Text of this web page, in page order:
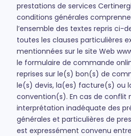
prestations de services
conditions générales
l’ensemble des textes repris ci-
toutes les clauses particulières
mentionnées sur le site Web
le formulaire de commande
reprises sur le(s) bon(s) de
le(s) devis, la(es) facture(s) ou
convention(s). En cas de conflit
interprétation inadéquate des
générales et particulières de
est expressément convenu